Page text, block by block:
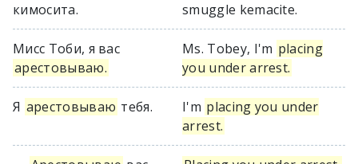
кимосита.
smuggle kemacite.
Мисс Тоби, я вас
арестовываю.
Ms. Tobey, I'm placing
you under arrest.
Я арестовываю тебя. I'm placing you under
arrest.